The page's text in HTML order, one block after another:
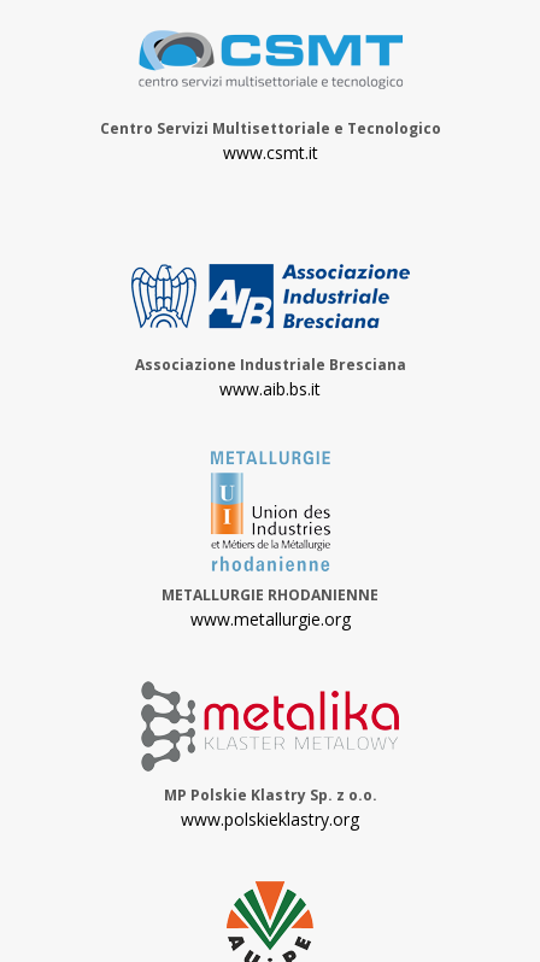
Centro Servizi Multisettoriale e Tecnologico
www.csmt.it
Associazione Industriale Bresciana
www.aib.bs.it
METALLURGIE RHODANIENNE
www.metallurgie.org
MP Polskie Klastry Sp. z o.o.
www.polskieklastry.org